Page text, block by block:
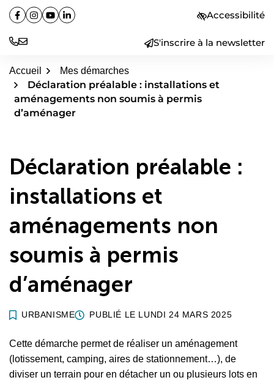
Aller
au
contenu
S'inscrire à la newsletter
Facebook
(ouverture dans un nouvel onglet)
Instagram
(ouverture dans un nouvel onglet)
YouTube
(ouverture dans un nouvel onglet)
Linkedin
(ouverture dans un nouvel onglet) Accessibilité
Accueil Mes démarches
Déclaration préalable : installations et
aménagements non soumis à permis
d’aménager
Déclaration préalable :
installations et
aménagements non
soumis à permis
d’aménager
URBANISME PUBLIÉ LE LUNDI 24 MARS 2025
Cette démarche permet de réaliser un aménagement
(lotissement, camping, aires de stationnement…), de
diviser un terrain pour en détacher un ou plusieurs lots en